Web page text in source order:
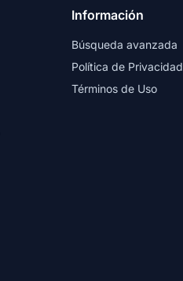
Información
Búsqueda avanzada
Política de Privacidad
Términos de Uso